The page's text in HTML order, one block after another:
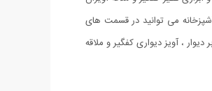
که علاوه بر آشپزخانه می توانید در قسمت های
، آویز دیواری کفگیر و ملاقه